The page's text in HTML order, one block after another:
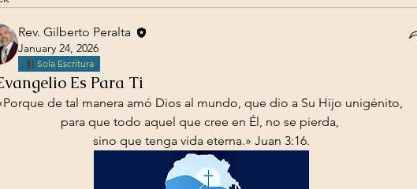
Rev. Gilberto Peralta
January 24, 2026
Sola Escritura
Es Para Ti
de tal manera amó Dios al mundo, que dio a Su Hijo unigénito,
para que todo aquel que cree en Él, no se pierda,
sino que tenga vida eterna.» Juan 3:16.